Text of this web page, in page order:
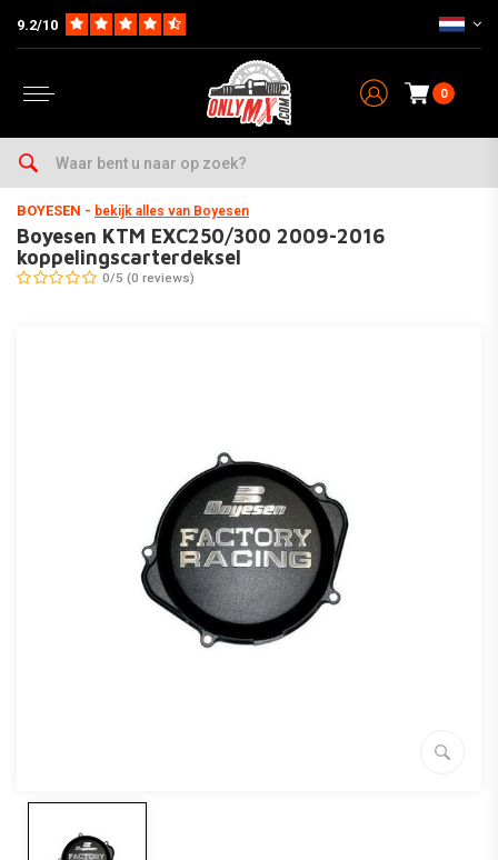
9.2/10
0
Home Parts op Merk & Type
BOYESEN - bekijk alles van Boyesen
Boyesen KTM EXC250/300 2009-2016
koppelingscarterdeksel
0/5 (0 reviews)